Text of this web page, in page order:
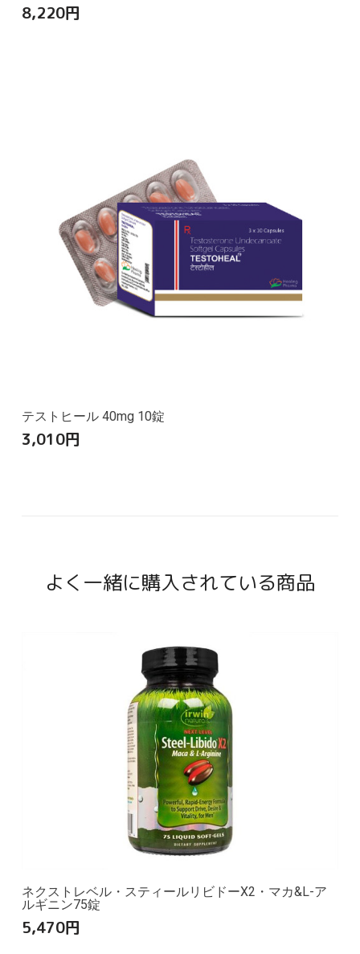
8,220円
テストヒール 40mg 10錠
3,010円
よく一緒に購入されている商品
ネクストレベル・スティールリビドーX2・マカ&L-ア
ルギニン75錠
5,470円